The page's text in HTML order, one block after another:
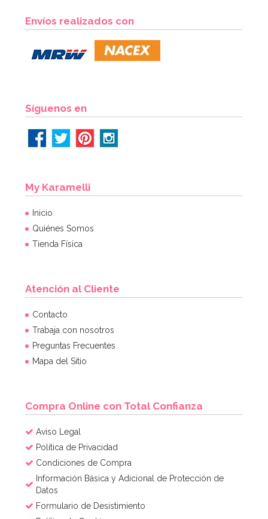
9,95€
Envíos realizados con
Síguenos en
My Karamelli
Inicio
Quiénes Somos
Tienda Física
Atención al Cliente
Contacto
Trabaja con nosotros
Preguntas Frecuentes
Mapa del Sitio
Compra Online con Total Confianza
Aviso Legal
Política de Privacidad
Condiciones de Compra
Información Básica y Adicional de Protección de
Datos
Formulario de Desistimiento